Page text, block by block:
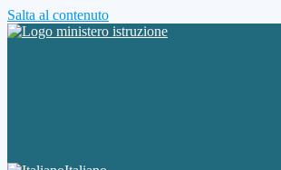
Salta al contenuto